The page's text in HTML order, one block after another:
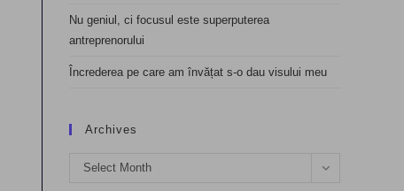
Nu geniul, ci focusul este superputerea
antreprenorului
Încrederea pe care am învățat s-o dau visului meu
Archives
Archives
Select Month